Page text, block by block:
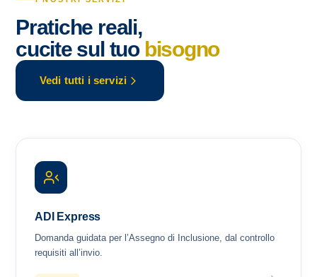
Pratiche reali,
cucite sul tuo bisogno
Vedi tutti i servizi
ADI Express
Domanda guidata per l’Assegno di Inclusione, dal controllo
requisiti all’invio.